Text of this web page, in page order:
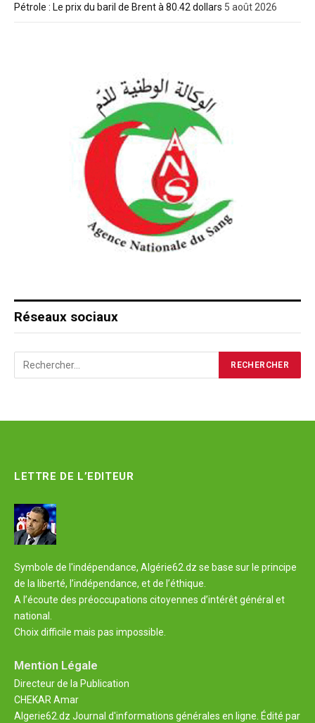
Pétrole : Le prix du baril de Brent à 80.42 dollars 5 août 2026
Réseaux sociaux
LETTRE DE L’EDITEUR
Symbole de l'indépendance, Algérie62.dz se base sur le principe
de la liberté, l’indépendance, et de l’éthique.
A l’écoute des préoccupations citoyennes d’intérêt général et
national.
Choix difficile mais pas impossible.
Mention Légale
Directeur de la Publication
CHEKAR Amar
Algerie62.dz Journal d'informations générales en ligne. Édité par